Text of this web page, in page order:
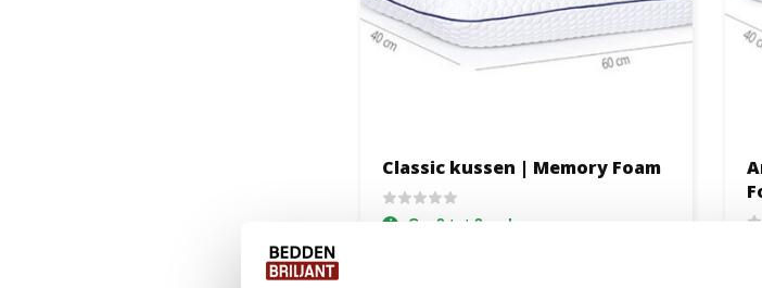
Classic kussen | Memory Foam
Ca. 2 tot 3 weken